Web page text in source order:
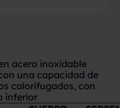
acero inoxidable
una capacidad de
calorifugados, con
inferior